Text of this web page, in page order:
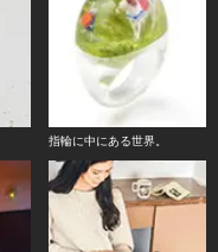
指輪に中にある世界。